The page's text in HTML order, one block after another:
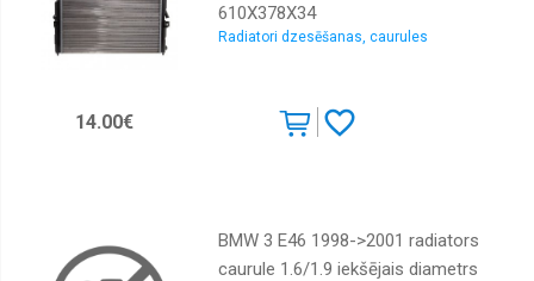
610X378X34
Radiatori dzesēšanas, caurules
14.00€
BMW 3 E46 1998->2001 radiators
caurule 1.6/1.9 iekšējais diametrs